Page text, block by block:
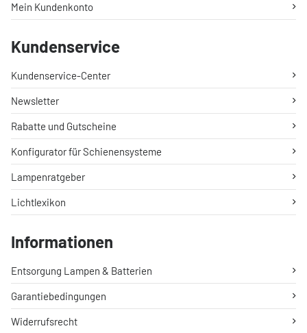
Mein Kundenkonto
Kundenservice
Kundenservice-Center
Newsletter
Rabatte und Gutscheine
Konfigurator für Schienensysteme
Lampenratgeber
Lichtlexikon
Informationen
Entsorgung Lampen & Batterien
Garantiebedingungen
Widerrufsrecht